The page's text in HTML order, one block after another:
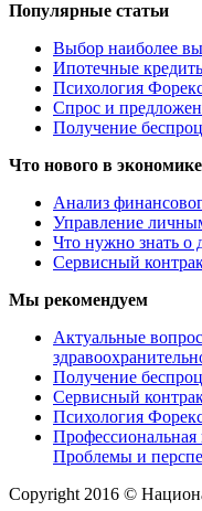
Популярные статьи
Выбор наиболее
Ипотечные
Психология
Спрос и
Получение
Что нового в
Анализ
Управление
Что нужно знать о
Сервисный
Мы рекомендуем
Актуальные
Получение
Сервисный
Психология
Профессиональная
Проблемы и
Copyright 2016 ©